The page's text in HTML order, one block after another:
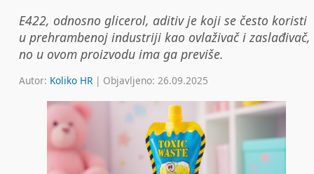
E422, odnosno glicerol, aditiv je koji se često koristi
u prehrambenoj industriji kao ovlaživač i zaslađivač,
no u ovom proizvodu ima ga previše.
Autor: Koliko HR | Objavljeno: 26.09.2025